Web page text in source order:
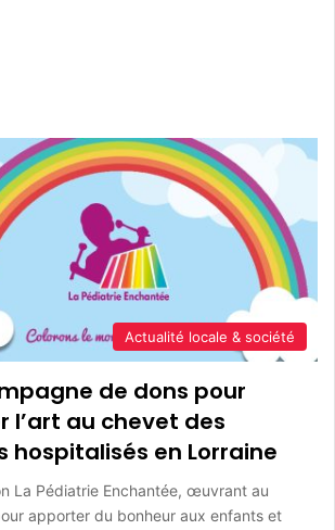
Actualité locale & société
de dons pour
l’art au chevet des
hospitalisés en Lorraine
La Pédiatrie Enchantée, œuvrant au
apporter du bonheur aux enfants et